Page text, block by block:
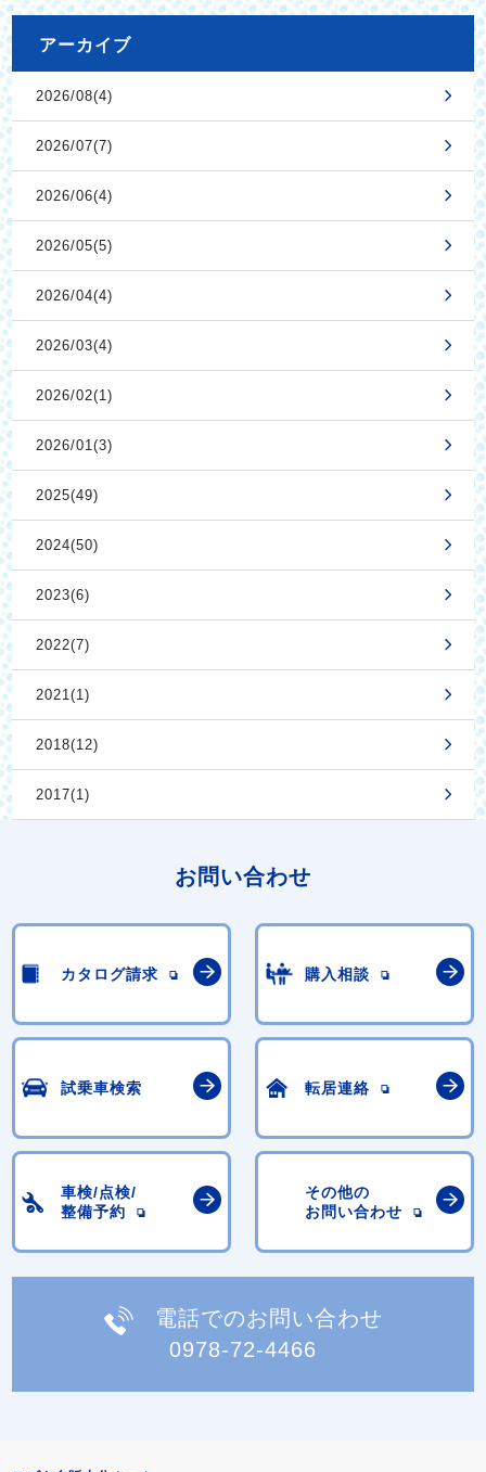
アーカイブ
2026/08(4)
2026/07(7)
2026/06(4)
2026/05(5)
2026/04(4)
2026/03(4)
2026/02(1)
2026/01(3)
2025(49)
2024(50)
2023(6)
2022(7)
2021(1)
2018(12)
2017(1)
お問い合わせ
カタログ請求 購入相談
試乗車検索 転居連絡
車検/点検/
整備予約
その他の
お問い合わせ
電話でのお問い合わせ
0978-72-4466